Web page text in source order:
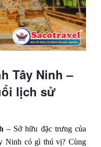
Tây Ninh –
lịch sử
– Sở hữu đặc trưng của
Ninh có gì thú vị? Cùng